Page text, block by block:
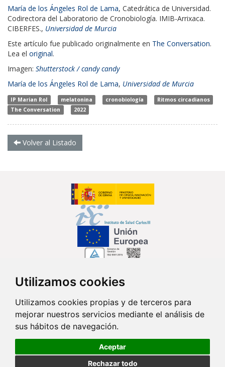
Utilizamos cookies
Utilizamos cookies propias y de terceros para
mejorar nuestros servicios mediante el análisis de
sus hábitos de navegación.
Aceptar
Rechazar todo
María de los Ángeles Rol de Lama, Catedrática de Universidad.
Codirectora del Laboratorio de Cronobiología. IMIB-Arrixaca.
CIBERFES., Universidad de Murcia
Este artículo fue publicado originalmente en The Conversation.
Lea el original.
Imagen: Shutterstock / candy candy
María de los Ángeles Rol de Lama, Universidad de Murcia
IP Marian Rol melatonina cronobiología
Ritmos circadianos
The Conversation
2022
Volver al Listado
Síguenos en...
Contacto
Av. Monforte de Lemos, 3-5. Pabellón 11. Planta 0 28029 Madrid
info@ciberisciii.es